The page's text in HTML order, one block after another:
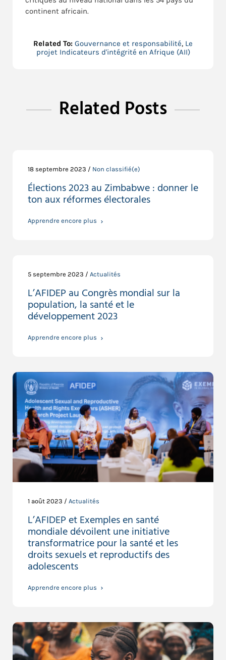
continent africain.
Related To: Gouvernance et responsabilité, Le
projet Indicateurs d'intégrité en Afrique (AII)
Related Posts
18 septembre 2023 / Non classifié(e)
Élections 2023 au Zimbabwe : donner le
ton aux réformes électorales
Apprendre encore plus
5 septembre 2023 / Actualités
L’AFIDEP au Congrès mondial sur la
population, la santé et le
développement 2023
Apprendre encore plus
1 août 2023 / Actualités
L’AFIDEP et Exemples en santé
mondiale dévoilent une initiative
transformatrice pour la santé et les
droits sexuels et reproductifs des
adolescents
Apprendre encore plus